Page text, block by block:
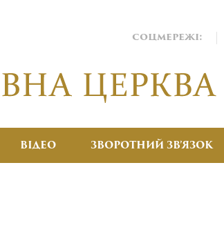
соцмережі:
ВІДЕО ЗВОРОТНИЙ ЗВ’ЯЗОК